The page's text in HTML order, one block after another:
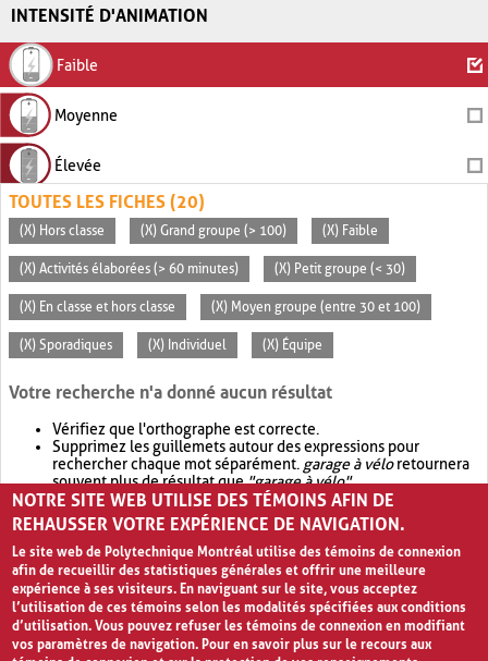
INTENSITÉ D'ANIMATION
Faible
Moyenne
Élevée
TOUTES LES FICHES (20)
(X) Hors classe (X) Grand groupe (> 100) (X) Faible
(X) Activités élaborées (> 60 minutes) (X) Petit groupe (< 30)
(X) En classe et hors classe (X) Moyen groupe (entre 30 et 100)
(X) Sporadiques (X) Individuel (X) Équipe
Votre recherche n'a donné aucun résultat
Vérifiez que l'orthographe est correcte.
Supprimez les guillemets autour des expressions pour
rechercher chaque mot séparément. garage à véloretournera
souvent plus de résultat que"garage à vélo".
Envisagez d'élargir votre recherche avec OR.garage OR vélo
retournera souvent plus de résultat quegarage à vélo
NOTRE SITE WEB UTILISE DES TÉMOINS AFIN DE
REHAUSSER VOTRE EXPÉRIENCE DE NAVIGATION.
Le site web de Polytechnique Montréal utilise des témoins de connexion
afin de recueillir des statistiques générales et offrir une meilleure
expérience à ses visiteurs. En naviguant sur le site, vous acceptez
l’utilisation de ces témoins selon les modalités spécifiées aux conditions
d’utilisation. Vous pouvez refuser les témoins de connexion en modifiant
vos paramètres de navigation. Pour en savoir plus sur le recours aux